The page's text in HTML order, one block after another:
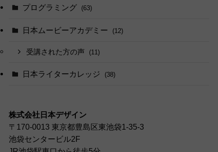
プログラミング (63)
日本ムービーアカデミー (12)
受講された方の声 (11)
日本ライターカレッジ (38)
株式会社日本デザイン
〒170-0013 東京都豊島区東池袋1-35-3
池袋センタービル2F